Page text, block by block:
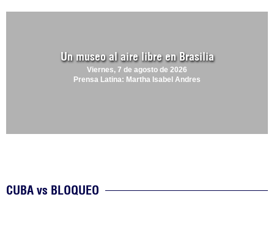
Un museo al aire libre en Brasilia
Viernes, 7 de agosto de 2026
Prensa Latina: Martha Isabel Andres
CUBA vs BLOQUEO